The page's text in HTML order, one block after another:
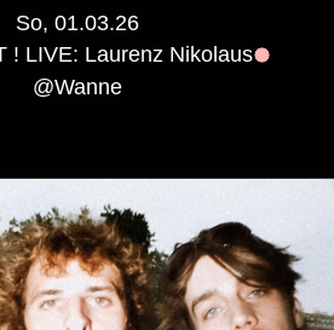
So, 01.03.26
! LIVE: Laurenz Nikolaus
@Wanne